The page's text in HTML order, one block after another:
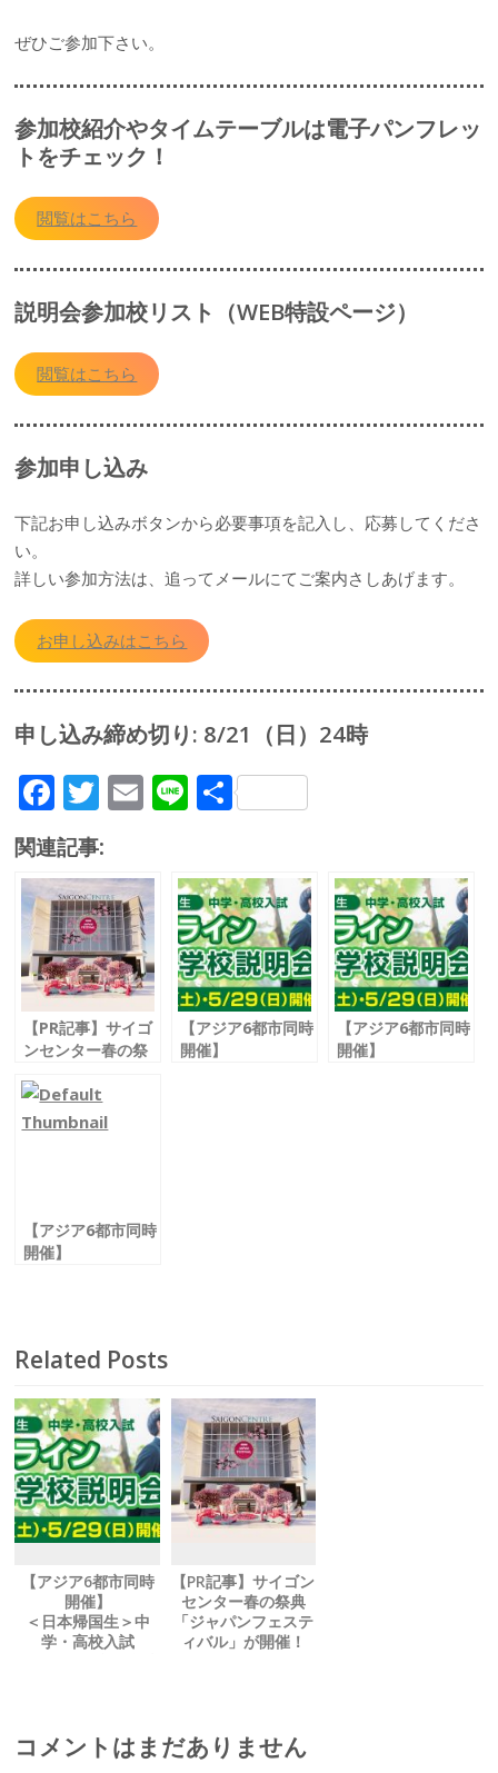
ぜひご参加下さい。
参加校紹介やタイムテーブルは電子パンフレッ
トをチェック！
閲覧はこちら
説明会参加校リスト（WEB特設ページ）
閲覧はこちら
参加申し込み
下記お申し込みボタンから必要事項を記入し、応募してくださ
い。
詳しい参加方法は、追ってメールにてご案内さしあげます。
お申し込みはこちら
申し込み締め切り: 8/21（日）24時
F
ac
e
b
o
o
k
T
itt
er
E
l
Li 共
関連記事:
【PR記事】サイゴ
ンセンター春の祭
「ジャパンフェス
ティバル」が開
【アジア6都市同時
開催】
【アジア6都市同時
開催】
【アジア6都市同時
開催】
Related Posts
【アジア6都市同時
開催】
＜日本帰国生＞中
学・高校入試
【PR記事】サイゴン
センター春の祭典
「ジャパンフェステ
ィバル」が開催！
コメントはまだありません